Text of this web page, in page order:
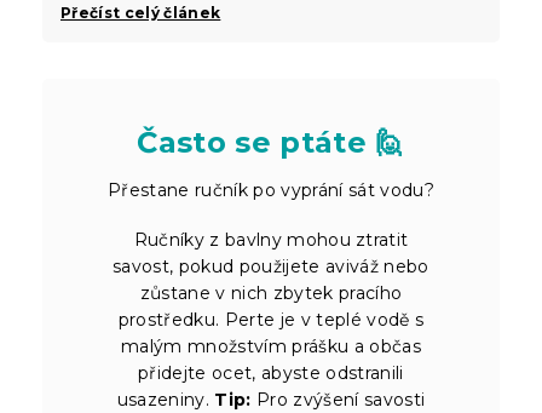
Přečíst celý článek
Často se ptáte 🙋
Přestane ručník po vyprání sát vodu?
Ručníky z bavlny mohou ztratit
savost, pokud použijete aviváž nebo
zůstane v nich zbytek pracího
prostředku. Perte je v teplé vodě s
malým množstvím prášku a občas
přidejte ocet, abyste odstranili
usazeniny. Tip: Pro zvýšení savosti